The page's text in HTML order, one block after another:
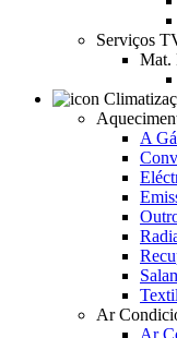
Serviços
Mat.
A
Textil
Ar
Ar